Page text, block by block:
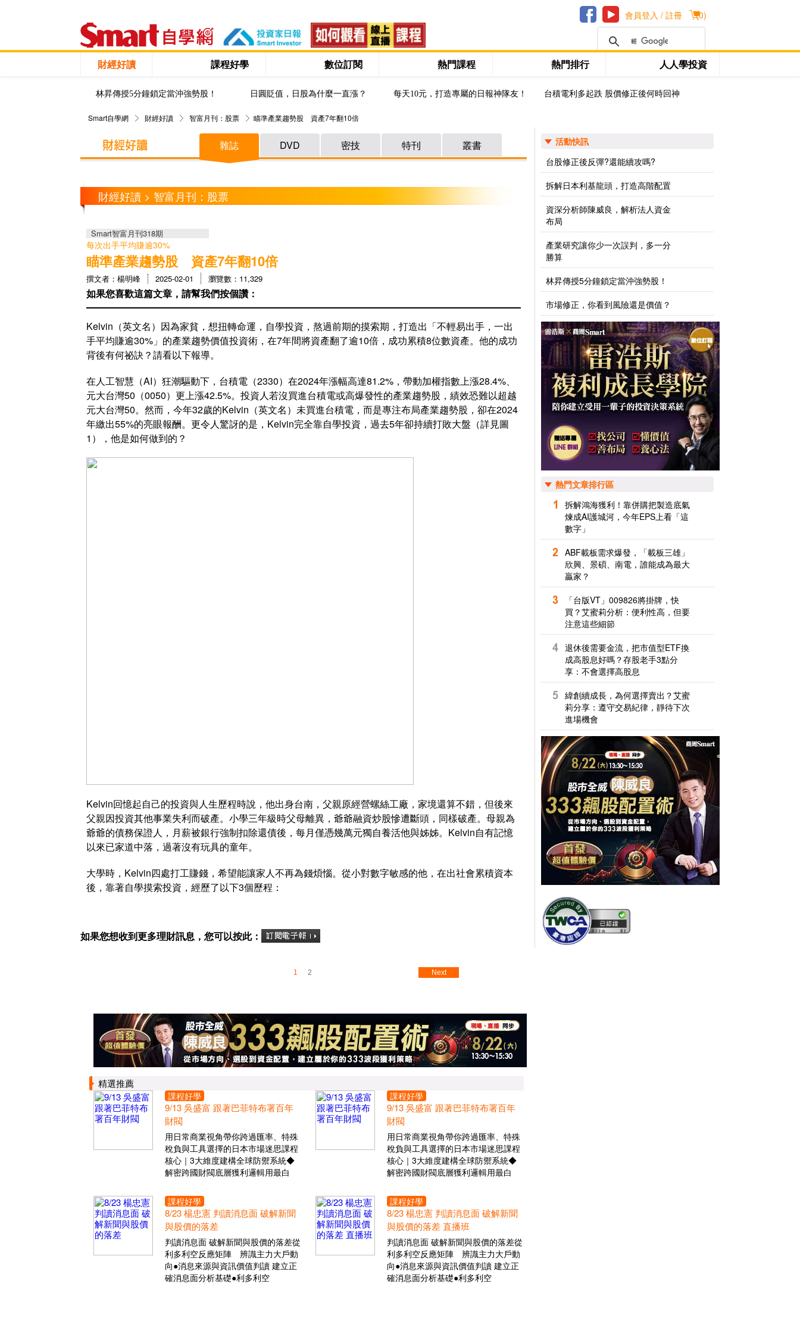
(0)
會員登入 / 註冊
財經好讀 課程好學 數位訂閱 熱門課程 熱門排行 人人學投資
林昇傳授5分鐘鎖定當沖強勢股！ 日圓貶值，日股為什麼一直漲？ 每天10元，打造專屬的日報神隊友！ 台積電利多起跌 股價修正後何時回神
Smart自學網 財經好讀 智富月刊：股票 瞄準產業趨勢股 資產7年翻10倍
雜誌 DVD 密技 特刊 叢書
財經好讀 > 智富月刊：股票
Smart智富月刊318期
每次出手平均賺逾30%
瞄準產業趨勢股 資產7年翻10倍
撰文者：楊明峰 2025-02-01 瀏覽數：11,329
如果您喜歡這篇文章，請幫我們按個讚：
Kelvin（英文名）因為家貧，想扭轉命運，自學投資，熬過前期的摸索期，打造出「不輕易出手，一出
手平均賺逾30%」的產業趨勢價值投資術，在7年間將資產翻了逾10倍，成功累積8位數資產。他的成功
背後有何祕訣？請看以下報導。
在人工智慧（AI）狂潮驅動下，台積電（2330）在2024年漲幅高達81.2%，帶動加權指數上漲28.4%、
元大台灣50（0050）更上漲42.5%。投資人若沒買進台積電或高爆發性的產業趨勢股，績效恐難以超越
元大台灣50。然而，今年32歲的Kelvin（英文名）未買進台積電，而是專注布局產業趨勢股，卻在2024
年繳出55%的亮眼報酬。更令人驚訝的是，Kelvin完全靠自學投資，過去5年卻持續打敗大盤（詳見圖
1），他是如何做到的？
Kelvin回憶起自己的投資與人生歷程時說，他出身台南，父親原經營螺絲工廠，家境還算不錯，但後來
父親因投資其他事業失利而破產。小學三年級時父母離異，爺爺融資炒股慘遭斷頭，同樣破產。母親為
爺爺的債務保證人，月薪被銀行強制扣除還債後，每月僅憑幾萬元獨自養活他與姊姊。Kelvin自有記憶
以來已家道中落，過著沒有玩具的童年。
大學時，Kelvin四處打工賺錢，希望能讓家人不再為錢煩惱。從小對數字敏感的他，在出社會累積資本
後，靠著自學摸索投資，經歷了以下3個歷程：
如果您想收到更多理財訊息，您可以按此：
1 2 Next
精選推薦
課程好學
9/13 吳盛富 跟著巴菲特布署百年
財閥
用日常商業視角帶你跨過匯率、特殊
稅負與工具選擇的日本市場迷思課程
核心｜3大維度建構全球防禦系統◆
解密跨國財閥底層獲利邏輯用最白
課程好學
9/13 吳盛富 跟著巴菲特布署百年
財閥
用日常商業視角帶你跨過匯率、特殊
稅負與工具選擇的日本市場迷思課程
核心｜3大維度建構全球防禦系統◆
解密跨國財閥底層獲利邏輯用最白
課程好學
8/23 楊忠憲 判讀消息面 破解新聞
與股價的落差
判讀消息面 破解新聞與股價的落差從
利多利空反應矩陣 辨識主力大戶動
向●消息來源與資訊價值判讀 建立正
確消息面分析基礎●利多利空
課程好學
8/23 楊忠憲 判讀消息面 破解新聞
與股價的落差 直播班
判讀消息面 破解新聞與股價的落差從
利多利空反應矩陣 辨識主力大戶動
向●消息來源與資訊價值判讀 建立正
確消息面分析基礎●利多利空
活動快訊
台股修正後反彈?還能續攻嗎?
拆解日本利基龍頭，打造高階配置
資深分析師陳威良，解析法人資金
布局
產業研究讓你少一次誤判，多一分
勝算
林昇傳授5分鐘鎖定當沖強勢股！
市場修正，你看到風險還是價值？
熱門文章排行區
拆解鴻海獲利！靠併購把製造底氣
煉成AI護城河，今年EPS上看「這
數字」
ABF載板需求爆發，「載板三雄」
欣興、景碩、南電，誰能成為最大
贏家？
「台版VT」009826將掛牌，快
買？艾蜜莉分析：便利性高，但要
注意這些細節
退休後需要金流，把市值型ETF換
成高股息好嗎？存股老手3點分
享：不會選擇高股息
緯創續成長，為何選擇賣出？艾蜜
莉分享：遵守交易紀律，靜待下次
進場機會